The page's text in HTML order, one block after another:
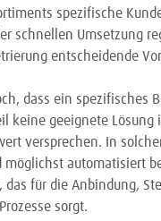
spezifische
schnellen Umsetzung
entscheidende
dass ein spezifisches
keine geeignete
versprechen. In
automatisiert
für die Anbindung,
sorgt.